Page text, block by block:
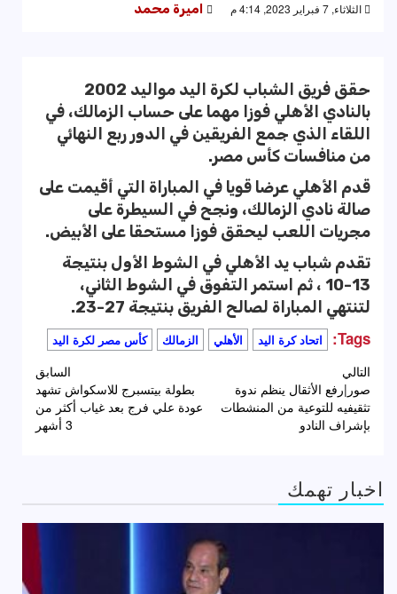
الثلاثاء, 7 فبراير 2023, 4:14 م اميرة محمد
حقق فريق الشباب لكرة اليد مواليد 2002
بالنادي الأهلي فوزا مهما على حساب الزمالك، في
اللقاء الذي جمع الفريقين في الدور ربع النهائي
من منافسات كأس مصر.
قدم الأهلي عرضا قويا في المباراة التي أقيمت على
صالة نادي الزمالك، ونجح في السيطرة على
مجريات اللعب ليحقق فوزا مستحقا على الأبيض.
تقدم شباب يد الأهلي في الشوط الأول بنتيجة
13-10 ، ثم استمر التفوق في الشوط الثاني،
لتنتهي المباراة لصالح الفريق بنتيجة 27-23.
Tags: اتحاد كرة اليد الأهلي الزمالك كأس مصر لكرة اليد
تصفّح
المقالات
السابق
بطولة بيتسبرج للاسكواش تشهد
عودة علي فرج بعد غياب أكثر من
3 أشهر
التالي
صور|رفع الأثقال ينظم ندوة
تثقيفيه للتوعية من المنشطات
بإشراف النادو
اخبار تهمك